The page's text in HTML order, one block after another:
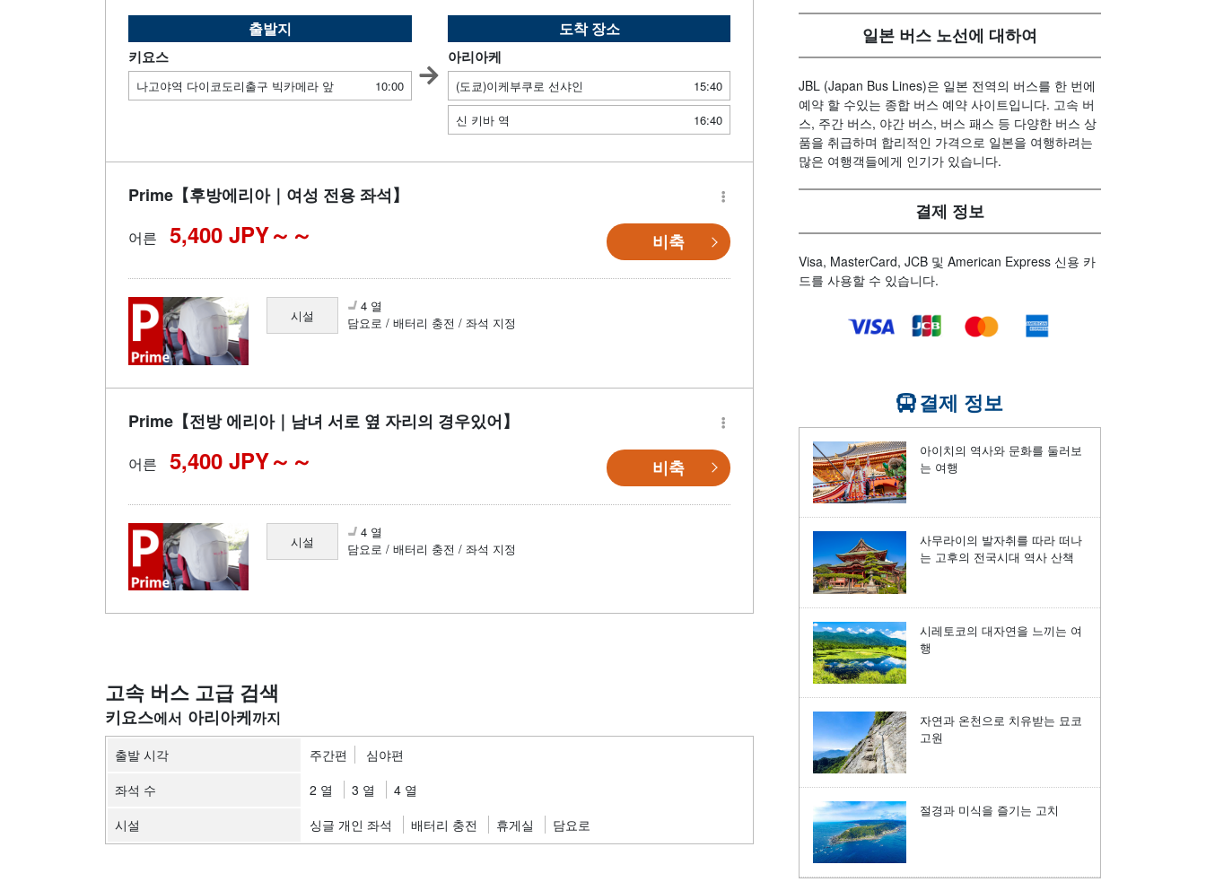
출발지
키요스
나고야역 다이코도리출구 빅카메라 앞 10:00
도착 장소
아리아케
(도쿄)이케부쿠로 선샤인
15:40
신 키바 역
16:40
Prime【후방에리아｜여성 전용 좌석】
어른 5,400 JPY～ 비축
시설
4 열
담요로 / 배터리 충전 / 좌석 지정
Prime【전방 에리아｜남녀 서로 옆 자리의 경우있어】
어른 5,400 JPY～ 비축
시설
4 열
담요로 / 배터리 충전 / 좌석 지정
고속 버스 고급 검색
키요스 아리아케
출발 시각 주간편
심야편
좌석 수
2 열 3 열
4 열
시설
싱글 개인 좌석 배터리 충전 휴게실 담요로
일본 버스 노선에 대하여
JBL (Japan Bus Lines)은 일본 전역의 버스를 한 번에
예약 할 수있는 종합 버스 예약 사이트입니다. 고속 버
스, 주간 버스, 야간 버스, 버스 패스 등 다양한 버스 상
품을 취급하며 합리적인 가격으로 일본을 여행하려는
많은 여행객들에게 인기가 있습니다.
결제 정보
Visa, MasterCard, JCB 및 American Express 신용 카
드를 사용할 수 있습니다.
결제 정보
아이치의 역사와 문화를 둘러보
는 여행
사무라이의 발자취를 따라 떠나
는 고후의 전국시대 역사 산책
시레토코의 대자연을 느끼는 여
행
자연과 온천으로 치유받는 묘코
고원
절경과 미식을 즐기는 고치